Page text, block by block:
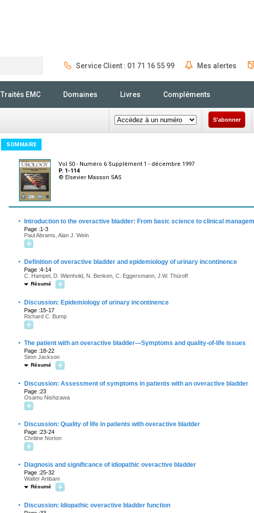
Service Client : 01 71 16 55 99 Mes alertes
Traités EMC Domaines Livres Compléments
S'abonner
SOMMAIRE
Vol 50 - Numéro 6 Supplément 1 - décembre 1997
P. 1-114
© Elsevier Masson SAS
· Introduction to the overactive bladder: From basic science to clinical
Page :1-3
Paul Abrams, Alan J. Wein
· Definition of overactive bladder and epidemiology of urinary incontinence
Page :4-14
C. Hampel, D. Wienhold, N. Benken, C. Eggersmann, J.W. Thüroff
Résumé
· Discussion: Epidemiology of urinary incontinence
Page :15-17
Richard C. Bump
· The patient with an overactive bladder—Symptoms and quality-of-life issues
Page :18-22
Simn Jackson
Résumé
· Discussion: Assessment of symptoms in patients with an overactive bladder
Page :23
Osamu Nishizawa
· Discussion: Quality of life in patients with overactive bladder
Page :23-24
Chritine Norton
· Diagnosis and significance of idiopathic overactive bladder
Page :25-32
Walter Artibani
Résumé
· Discussion: Idiopathic overactive bladder function